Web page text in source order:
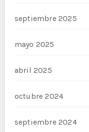
septiembre 2025
mayo 2025
abril 2025
octubre 2024
septiembre 2024